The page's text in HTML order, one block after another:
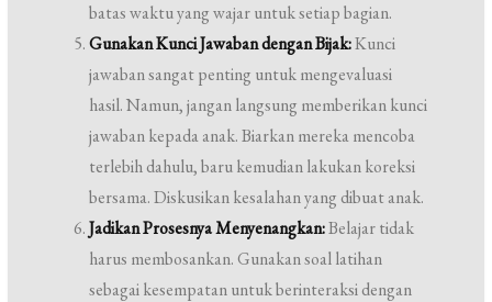
batas waktu yang wajar untuk setiap bagian.
Gunakan Kunci Jawaban dengan Bijak:Kunci
jawaban sangat penting untuk mengevaluasi
hasil. Namun, jangan langsung memberikan kunci
jawaban kepada anak. Biarkan mereka mencoba
terlebih dahulu, baru kemudian lakukan koreksi
bersama. Diskusikan kesalahan yang dibuat anak.
Jadikan Prosesnya Menyenangkan:Belajar tidak
harus membosankan. Gunakan soal latihan
sebagai kesempatan untuk berinteraksi dengan